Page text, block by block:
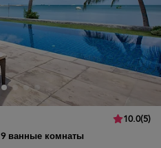
10.0(5)
9 ванные комнаты